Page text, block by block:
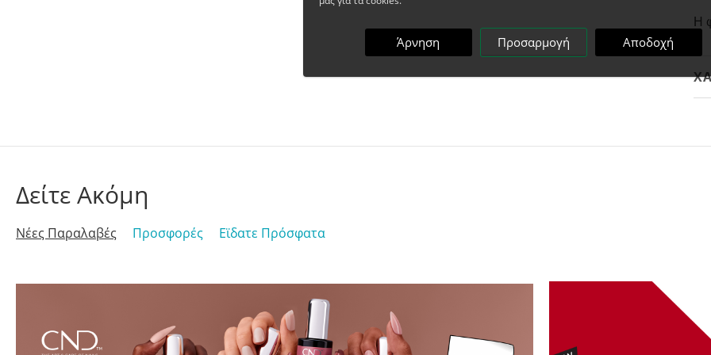
H
Δείτε Ακόμη
Νέες Παραλαβές Προσφορές Εϊδατε Πρόσφατα
Άρνηση Προσαρμογή Αποδοχή